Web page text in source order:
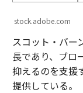
stock.adobe.com
スコット・バー
長であり、ブロ
抑えるのを支援
提供している。